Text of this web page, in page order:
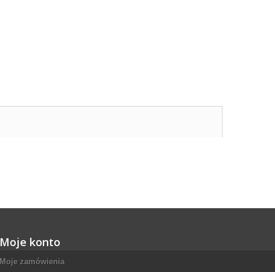
Moje konto
Moje zamówienia